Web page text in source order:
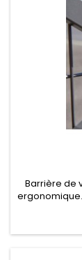
Barrière de
main
ainsi